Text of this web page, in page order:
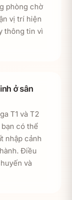
phòng chờ
vị trí hiện
thông tin vì
ở sân
T1 và T2
có thể
nhập cảnh
Điều
và